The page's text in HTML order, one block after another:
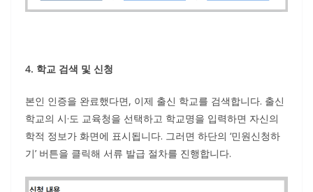
4. 학교 검색 및 신청
본인 인증을 완료했다면, 이제 출신 학교를 검색합니다. 출신
학교의 시·도 교육청을 선택하고 학교명을 입력하면 자신의
학적 정보가 화면에 표시됩니다. 그러면 하단의 ‘민원신청하
기’ 버튼을 클릭해 서류 발급 절차를 진행합니다.